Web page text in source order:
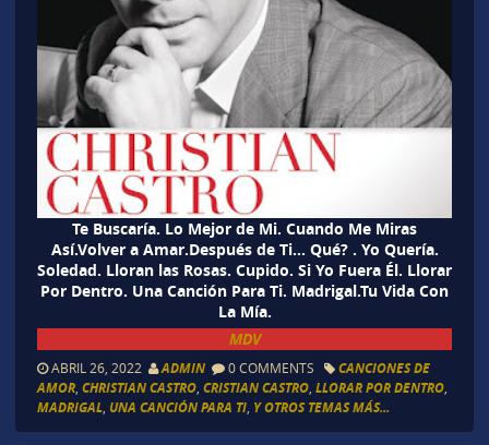
Te Buscaría. Lo Mejor de Mi. Cuando Me Miras
Así.Volver a Amar.Después de Ti… Qué? . Yo Quería.
Soledad. Lloran las Rosas. Cupido. Si Yo Fuera Él. Llorar
Por Dentro. Una Canción Para Ti. Madrigal.Tu Vida Con
La Mía.
MDV
ABRIL 26, 2022 ADMIN 0 COMMENTS
CANCIONES DE
AMOR, CHRISTIAN CASTRO, CRISTIAN CASTRO, LLORAR POR DENTRO,
MADRIGAL, UNA CANCIÓN PARA TI, Y OTROS TEMAS MÁS...